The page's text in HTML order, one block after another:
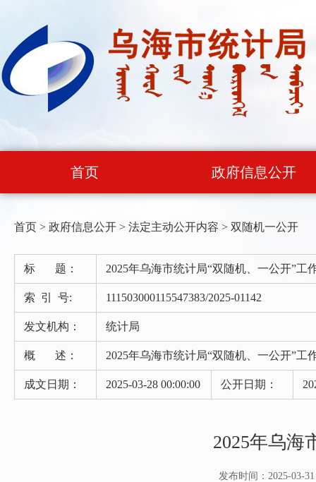
首页 政府信息公开
首页 > 政府信息公开 > 法定主动公开内容 > 双随机一公开
标 题： 2025年乌海市统计局“双随机、一公开”工
索 引 号: 111503000115547383/2025-01142
发文机构： 统计局
概 述： 2025年乌海市统计局“双随机、一公开”工
成文日期： 2025-03-28 00:00:00 公开日期：
2025年乌海
发布时间：2025-03-31